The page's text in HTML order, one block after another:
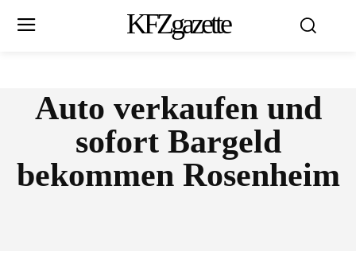
KFZgazette
Auto verkaufen und
sofort Bargeld
bekommen Rosenheim